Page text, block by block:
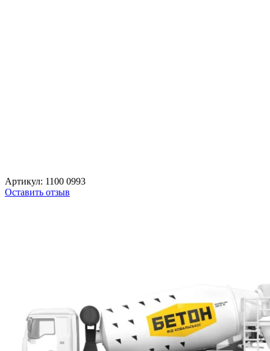
Артикул: 1100 0993
Оставить отзыв